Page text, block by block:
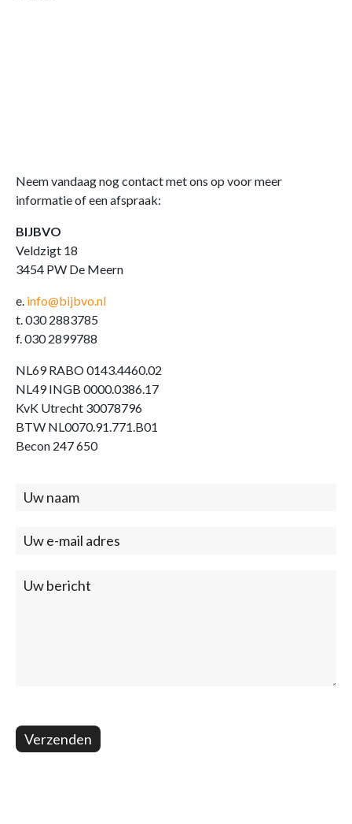
Neem vandaag nog contact met ons op voor meer
informatie of een afspraak:
BIJBVO
Veldzigt 18
3454 PW De Meern
e. info@bijbvo.nl
t. 030 2883785
f. 030 2899788
NL69 RABO 0143.4460.02
NL49 INGB 0000.0386.17
KvK Utrecht 30078796
BTW NL0070.91.771.B01
Becon 247 650
Contact
Verzenden